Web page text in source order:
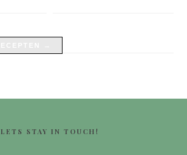
LETS STAY IN TOUCH!